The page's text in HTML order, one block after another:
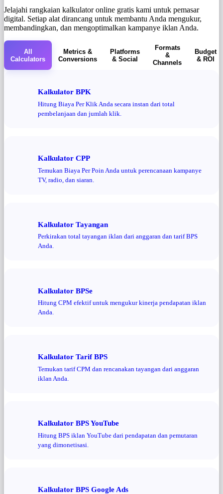
Jelajahi rangkaian kalkulator online gratis kami untuk pemasar
digital. Setiap alat dirancang untuk membantu Anda mengukur,
membandingkan, dan mengoptimalkan kampanye iklan Anda.
All
Calculators
Metrics &
Conversions
Platforms
& Social
Formats
&
Channels
Budget
& ROI
Kalkulator BPK
Hitung Biaya Per Klik Anda secara instan dari total
pembelanjaan dan jumlah klik.
Kalkulator CPP
Temukan Biaya Per Poin Anda untuk perencanaan kampanye
TV, radio, dan siaran.
Kalkulator Tayangan
Perkirakan total tayangan iklan dari anggaran dan tarif BPS
Anda.
Kalkulator BPSe
Hitung CPM efektif untuk mengukur kinerja pendapatan iklan
Anda.
Kalkulator Tarif BPS
Temukan tarif CPM dan rencanakan tayangan dari anggaran
iklan Anda.
Kalkulator BPS YouTube
Hitung BPS iklan YouTube dari pendapatan dan pemutaran
yang dimonetisasi.
Kalkulator BPS Google Ads